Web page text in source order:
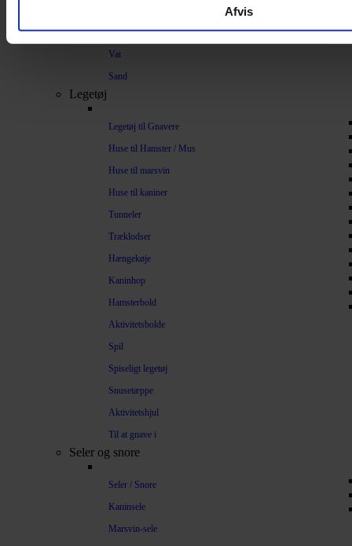
Afvis
Træpiller
Vat
Sand
Legetøj
Legetøj til Gnavere
Huse til Hamster / Mus
Huse til marsvin
Huse til kaniner
Tunneler
Træklodser
Hængekøje
Kaninhop
Hamsterbold
Aktivitetsbolde
Spil
Spiseligt legetøj
Snusetæppe
Aktivitetshjul
Til at gnave i
Seler og snore
Seler / Snore
Kaninsele
Marsvin-sele